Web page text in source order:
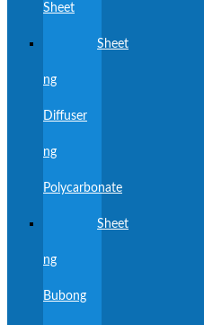
Sheet
Sheet
ng
Diffuser
ng
Polycarbonate
Sheet
ng
Bubong